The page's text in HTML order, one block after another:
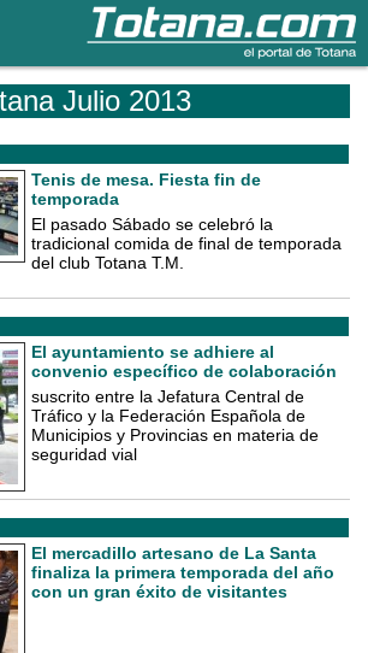
Julio 2013
Tenis de mesa. Fiesta fin de
temporada
El pasado Sábado se celebró la
tradicional comida de final de temporada
del club Totana T.M.
El ayuntamiento se adhiere al
convenio específico de colaboración
suscrito entre la Jefatura Central de
Tráfico y la Federación Española de
Municipios y Provincias en materia de
seguridad vial
El mercadillo artesano de La Santa
finaliza la primera temporada del año
con un gran éxito de visitantes